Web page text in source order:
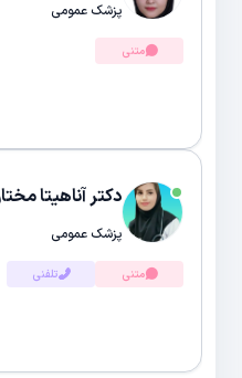
پزشک عمومی
متنی
دکتر آناهیتا
پزشک عمومی
متنی تلفنی